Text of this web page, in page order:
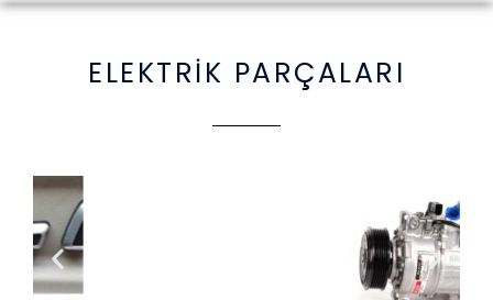
ELEKTRİK PARÇALARI